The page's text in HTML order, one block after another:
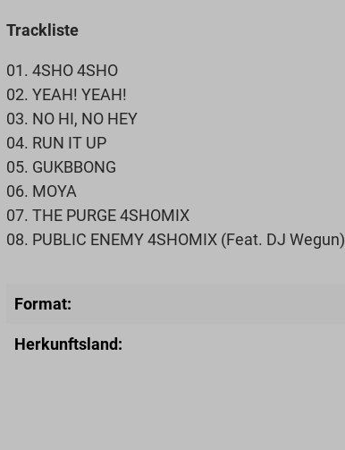
Trackliste
01. 4SHO 4SHO
02. YEAH! YEAH!
03. NO HI, NO HEY
04. RUN IT UP
05. GUKBBONG
06. MOYA
07. THE PURGE 4SHOMIX
08. PUBLIC ENEMY 4SHOMIX (Feat. DJ Wegun)
Format:
Herkunftsland: